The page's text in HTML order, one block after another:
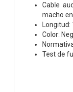
Cable
macho
Color:
Test de